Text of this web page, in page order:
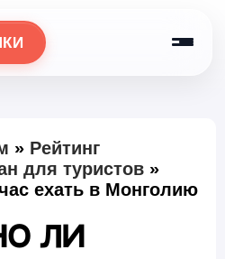
» Рейтинг
для туристов »
ехать в Монголию
ли